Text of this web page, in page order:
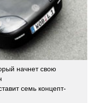
начнет свою
семь концепт-